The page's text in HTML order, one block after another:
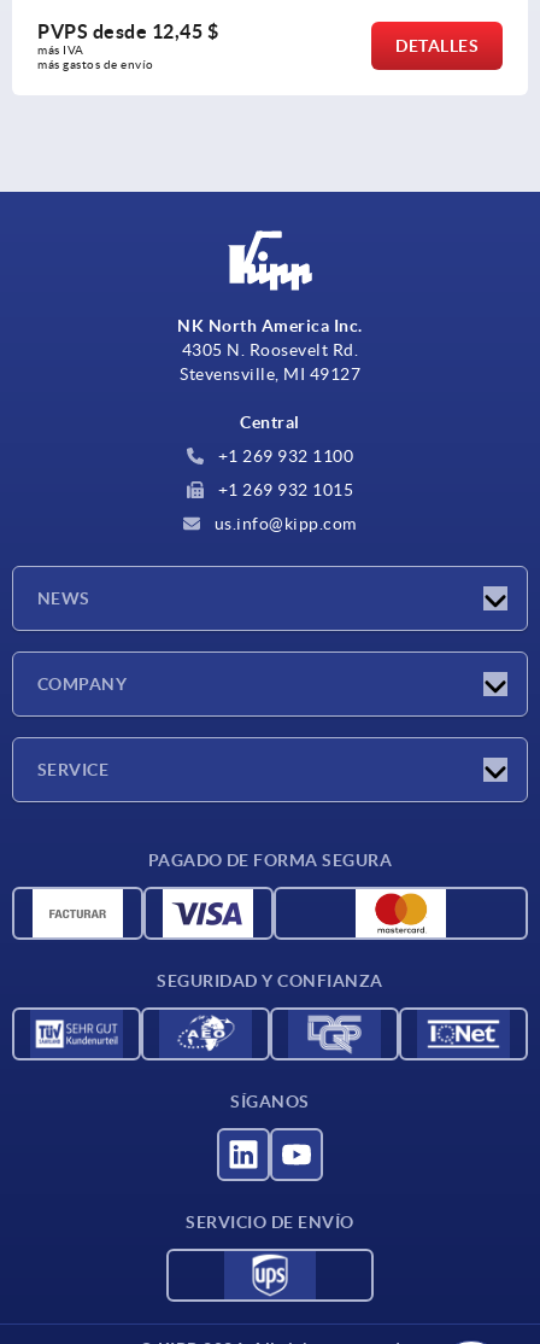
desde12,45 $
de envío
DETALLES
NK North America Inc.
4305 N. Roosevelt Rd.
Stevensville, MI 49127
Central
+1 269 932 1100
+1 269 932 1015
us.info@kipp.com
NEWS
COMPANY
SERVICE
Materiales
PAGADO DE FORMA SEGURA
SEGURIDAD Y CONFIANZA
SÍGANOS
SERVICIO DE ENVÍO